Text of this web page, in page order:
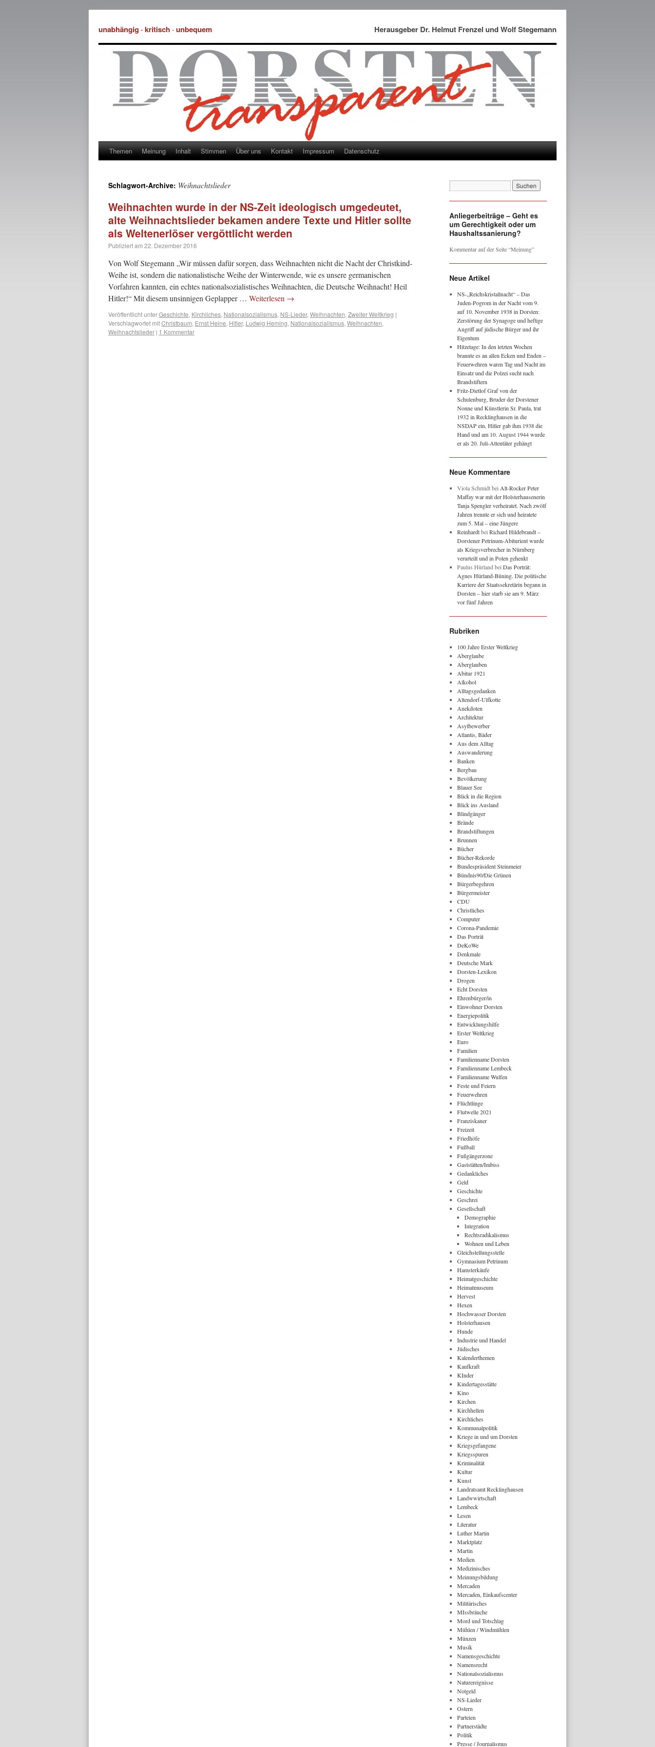
unabhängig · kritisch · unbequem Herausgeber Dr. Helmut Frenzel und Wolf Stegemann
Themen Meinung Inhalt Stimmen Über uns Kontakt Impressum Datenschutz
Schlagwort-Archive: Weihnachtslieder
Weihnachten wurde in der NS-Zeit ideologisch umgedeutet,
alte Weihnachtslieder bekamen andere Texte und Hitler sollte
als Weltenerlöser vergöttlicht werden
Publiziert am 22. Dezember 2016
Von Wolf Stegemann „Wir müssen dafür sorgen, dass Weihnachten nicht die Nacht der Christkind-
Weihe ist, sondern die nationalistische Weihe der Winterwende, wie es unsere germanischen
Vorfahren kannten, ein echtes nationalsozialistisches Weihnachten, die Deutsche Weihnacht! Heil
Hitler!“ Mit diesem unsinnigen Geplapper … Weiterlesen →
Veröffentlicht unterGeschichte, Kirchliches, Nationalsozialismus, NS-Lieder, Weihnachten, Zweiter Weltkrieg |
Verschlagwortet mitChristbaum, Ernst Heine, Hitler, Ludwig Heming, Nationalsozialismus, Weihnachten,
Weihnachtslieder | 1 Kommentar
Anliegerbeiträge – Geht es
um Gerechtigkeit oder um
Haushaltssanierung?
Kommentar auf der Seite “Meinung”
Neue Artikel
NS-„Reichskristallnacht“ – Das
Juden-Pogrom in der Nacht vom 9.
auf 10. November 1938 in Dorsten:
Zerstörung der Synagoge und heftige
Angriff auf jüdische Bürger und ihr
Eigentum
Hitzetage: In den letzten Wochen
brannte es an allen Ecken und Enden –
Feuerwehren waren Tag und Nacht im
Einsatz und die Polzei sucht nach
Brandstiftern
Fritz-Dietlof Graf von der
Schulenburg, Bruder der Dorstener
Nonne und Künstlerin Sr. Paula, trat
1932 in Recklinghausen in die
NSDAP ein, Hitler gab ihm 1938 die
Hand und am 10. August 1944 wurde
er als 20. Juli-Attentäter gehängt
Neue Kommentare
Viola Schmidtbei Alt-Rocker Peter
Maffay war mit der Holsterhausenerin
Tanja Spengler verheiratet. Nach zwölf
Jahren trennte er sich und heiratete
zum 5. Mal – eine Jüngere
Reinhardtbei Richard Hildebrandt –
Dorstener Petrinum-Abiturient wurde
als Kriegsverbrecher in Nürnberg
verurteilt und in Polen gehenkt
Paulus Hürland bei Das Porträt:
Agnes Hürland-Büning. Die politische
Karriere der Staatssekretärin begann in
Dorsten – hier starb sie am 9. März
vor fünf Jahren
Rubriken
100 Jahre Erster Weltkrieg
Aberglaube
Aberglauben
Abitur 1921
Alkohol
Alltagsgedanken
Altendorf-Ulfkotte
Anekdoten
Architektur
Asylbewerber
Atlantis, Bäder
Aus dem Alltag
Auswanderung
Banken
Bergbau
Bevölkerung
Blauer See
Blick in die Region
Blick ins Ausland
Blindgänger
Brände
Brandstiftungen
Brunnen
Bücher
Bücher-Rekorde
Bundespräsident Steinmeier
Bündnis90/Die Grünen
Bürgerbegehren
Bürgermeister
CDU
Christliches
Computer
Corona-Pandemie
Das Porträt
DeKoWe
Denkmale
Deutsche Mark
Dorsten-Lexikon
Drogen
Echt Dorsten
Ehrenbürger/in
Einwohner Dorsten
Energiepolitik
Entwicklungshilfe
Erster Weltkrieg
Euro
Familien
Familienname Dorsten
Familienname Lembeck
Familienname Wulfen
Feste und Feiern
Feuerwehren
Flüchtlinge
Flutwelle 2021
Franziskaner
Freizeit
Friedhöfe
Fußball
Fußgängerzone
Gaststätten/Imbiss
Gedankliches
Geld
Geschichte
Geschrei
Gesellschaft
Demographie
Integration
Rechtsradikalismus
Wohnen und Leben
Gleichstellungsstelle
Gymnasium Petrinum
Hamsterkäufe
Heimatgeschichte
Heimatmuseum
Hervest
Hexen
Hochwasser Dorsten
Holsterhausen
Hunde
Industrie und Handel
Jüdisches
Kalenderthemen
Kaufkraft
KInder
Kindertagesstätte
Kino
Kirchen
Kirchhellen
Kirchliches
Kommunalpolitik
Kriege in und um Dorsten
Kriegsgefangene
Kriegsspuren
Kriminalität
Kultur
Kunst
Landratsamt Recklinghausen
Landwwirtschaft
Lembeck
Lesen
Literatur
Luther Martin
Marktplatz
Martin
Medien
Medizinisches
Meinungsbildung
Mercaden
Mercaden, Einkaufscenter
Militärisches
MIssbräuche
Mord und Totschlag
Mühlen / Windmühlen
Münzen
Musik
Namensgeschichte
Namensrecht
Nationalsozialismus
Naturereignisse
Notgeld
NS-Lieder
Ostern
Parteien
Partnerstädte
Politik
Presse / Journalismus